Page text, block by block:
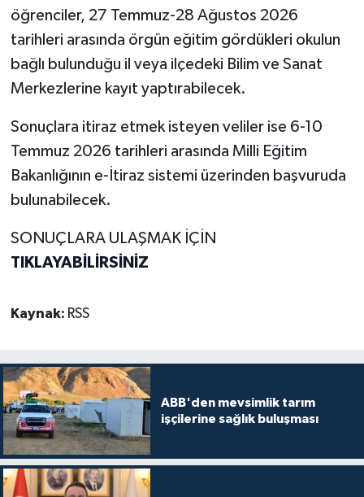
öğrenciler, 27 Temmuz-28 Ağustos 2026
tarihleri arasında örgün eğitim gördükleri okulun
bağlı bulunduğu il veya ilçedeki Bilim ve Sanat
Merkezlerine kayıt yaptırabilecek.
Sonuçlara itiraz etmek isteyen veliler ise 6-10
Temmuz 2026 tarihleri arasında Milli Eğitim
Bakanlığının e-İtiraz sistemi üzerinden başvuruda
bulunabilecek.
SONUÇLARA ULAŞMAK İÇİN
TIKLAYABİLİRSİNİZ
Kaynak: RSS
ABB'den mevsimlik tarım
işçilerine sağlık buluşması